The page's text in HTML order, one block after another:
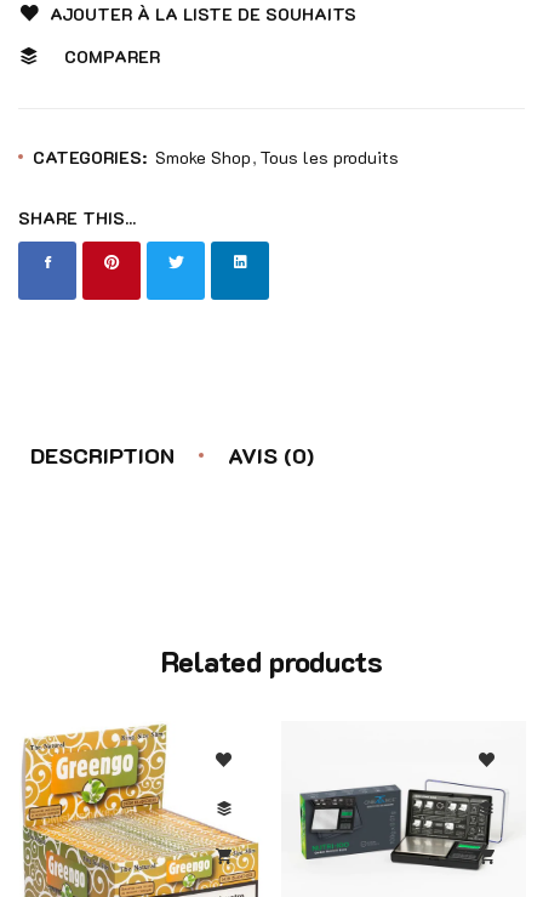
AJOUTER À LA LISTE DE SOUHAITS
COMPARER
CATEGORIES: Smoke Shop Tous les produits
SHARE THIS...
DESCRIPTION AVIS (0)
Related products